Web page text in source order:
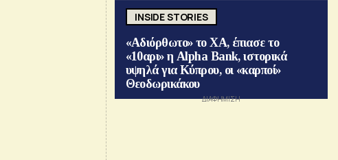
INSIDE STORIES
«Αδιόρθωτο» το ΧΑ, έπιασε το
«10αρι» η Alpha Bank, ιστορικά
υψηλά για Κύπρου, οι «καρποί»
Θεοδωρικάκου